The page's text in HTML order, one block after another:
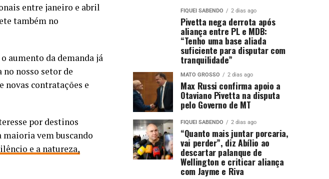
entre janeiro e abril
também no
aumento da demanda já
no nosso setor de
contratações e
por destinos
maioria vem buscando
e a natureza,
FIQUEI SABENDO 2 dias ago
Pivetta nega derrota após
aliança entre PL e MDB:
“Tenho uma base aliada
suficiente para disputar com
tranquilidade”
MATO GROSSO 2 dias ago
Max Russi confirma apoio a
Otaviano Pivetta na disputa
pelo Governo de MT
FIQUEI SABENDO 2 dias ago
“Quanto mais juntar porcaria,
vai perder”, diz Abílio ao
descartar palanque de
Wellington e criticar aliança
com Jayme e Riva